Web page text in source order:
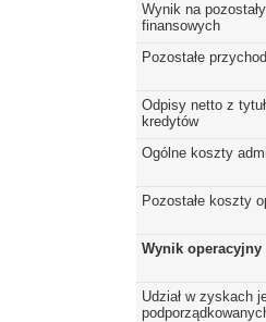
Wynik na
finansowych
Pozostałe
Odpisy netto z
kredytów
Ogólne koszty
Pozostałe koszty
Wynik operacyjny
Udział w zyskach